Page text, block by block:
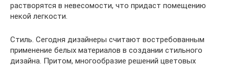
растворятся в невесомости, что придаст помещению
некой легкости.
Стиль. Сегодня дизайнеры считают востребованным
применение белых материалов в создании стильного
дизайна. Притом, многообразие решений цветовых